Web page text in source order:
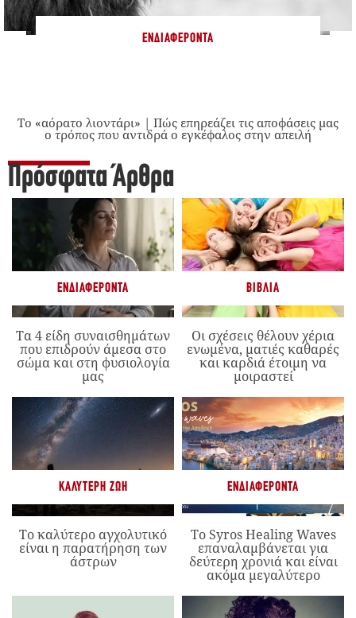
ΕΝΔΙΑΦΈΡΟΝΤΑ
Το «αόρατο λιοντάρι» | Πώς επηρεάζει τις αποφάσεις μας
ο τρόπος που αντιδρά ο εγκέφαλος στην απειλή
Πρόσφατα Άρθρα
ΕΝΔΙΑΦΈΡΟΝΤΑ
Τα 4 είδη συναισθημάτων
που επιδρούν άμεσα στο
σώμα και στη φυσιολογία
μας
ΒΙΒΛΊΑ
Οι σχέσεις θέλουν χέρια
ενωμένα, ματιές καθαρές
και καρδιά έτοιμη να
μοιραστεί
ΚΑΛΎΤΕΡΗ ΖΩΉ
Το καλύτερο αγχολυτικό
είναι η παρατήρηση των
άστρων
ΕΝΔΙΑΦΈΡΟΝΤΑ
Το Syros Healing Waves
επαναλαμβάνεται για
δεύτερη χρονιά και είναι
ακόμα μεγαλύτερο